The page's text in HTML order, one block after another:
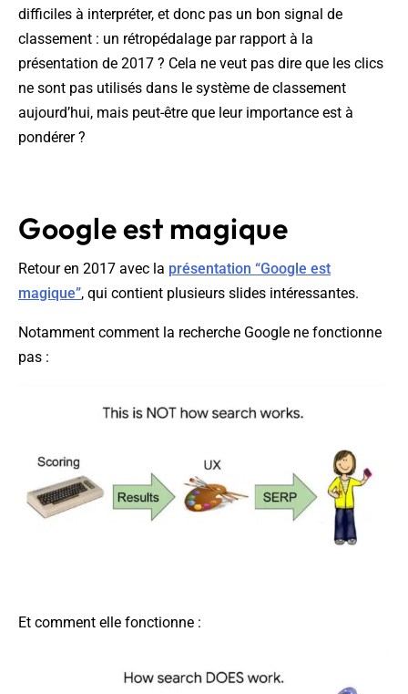
difficiles à interpréter, et donc pas un bon signal de
classement : un rétropédalage par rapport à la
présentation de 2017 ? Cela ne veut pas dire que les clics
ne sont pas utilisés dans le système de classement
aujourd’hui, mais peut-être que leur importance est à
pondérer ?
Google est magique
Retour en 2017 avec la présentation “Google est
magique”, qui contient plusieurs slides intéressantes.
Notamment comment la recherche Google ne fonctionne
pas :
Et comment elle fonctionne :